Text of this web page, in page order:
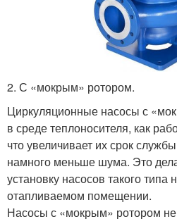
2. С «мокрым» ротором.
Циркуляционные насосы с
в среде теплоносителя, как
что увеличивает их срок
намного меньше шума. Это
установку насосов такого типа
отапливаемом помещении.
Насосы с «мокрым» ротором не